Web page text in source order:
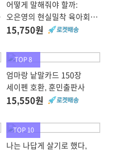
어떻게 말해줘야 할까:
오은영의 현실밀착 육아회화,
김영사
15,750원
TOP 8
엄마랑 낱말카드 150장
세이펜 호환, 훈민출판사
15,550원
TOP 10
나는 나답게 살기로 했다,